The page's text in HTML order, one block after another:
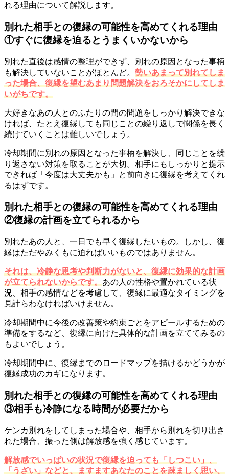
れる理由について解説します。
別れた相手との復縁の可能性を高めてくれる理由
①すぐに復縁を迫るとうまくいかないから
別れた直後は感情の整理ができず、別れの原因となった事柄
も解決していないことがほとんど。 勢いあまって別れてしま
った場合、復縁を望むあまり問題解決をおろそかにしてしま
いがちです。
大好きなあの人とのふたりの間の問題をしっかり解決できな
ければ、たとえ復縁しても同じことの繰り返しで関係を長く
続けていくことは難しいでしょう。
冷却期間に別れの原因となった事柄を解決し、同じことを繰
り返さない対策を取ることが大切。相手にもしっかりと提示
できれば「今度は大丈夫かも」と前向きに復縁を考えてくれ
るはずです。
別れた相手との復縁の可能性を高めてくれる理由
②復縁の計画を立てられるから
別れたあの人と、一日でも早く復縁したいもの。しかし、復
縁はただやみくもに迫ればいいものではありません。
それは、冷静な思考や判断力がないと、復縁に効果的な計画
が立てられないからです。あの人の性格や置かれている状
況、相手の感情などを考慮して、復縁に最適なタイミングを
見計らわなければいけません。
冷却期間中に今後の改善策や約束ごとをアピールするための
準備をするなど、復縁に向けた具体的な計画を立ててみるの
もよいでしょう。
冷却期間中に、復縁までのロードマップを描けるかどうかが
復縁成功のカギになります。
別れた相手との復縁の可能性を高めてくれる理由
③相手も冷静になる時間が必要だから
ケンカ別れをしてしまった場合や、相手から別れを切り出さ
れた場合、振った側は解放感を強く感じています。
解放感でいっぱいの状況で復縁を迫っても「しつこい」、
「うざい」などと、ますますあなたのことを疎ましく思い、